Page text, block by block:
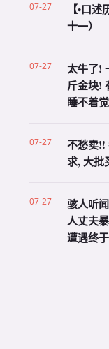
07-27
【•口
十一）
07-27
太牛了!
斤金块!
睡不着
07-27
不愁卖!!
求, 大批
07-27
骇人听
人丈夫
遭遇终